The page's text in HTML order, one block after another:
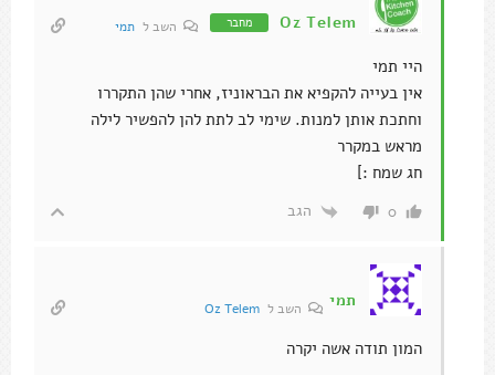
Oz Telem מחבר השב ל תמי
היי תמי
אין בעייה להקפיא את הבראוניז, אחרי שהן התקררו
וחתכת אותן למנות. שימי לב לתת להן להפשיר לילה
מראש במקרר
חג שמח :]
0 הגב
תמי השב לOz Telem
המון תודה אשה יקרה